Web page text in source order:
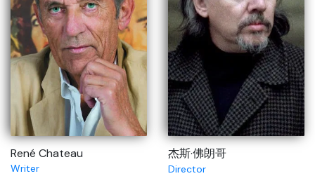
René Chateau
Writer
杰斯·佛朗哥
Director